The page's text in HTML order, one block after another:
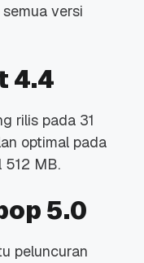
versi
4.4
rilis pada 31
optimal pada
512 MB.
5.0
peluncuran